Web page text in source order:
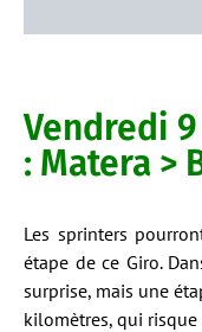
Vendredi
: Matera >
Les sprinters
étape de ce Giro.
surprise, mais une
kilomètres, qui risque